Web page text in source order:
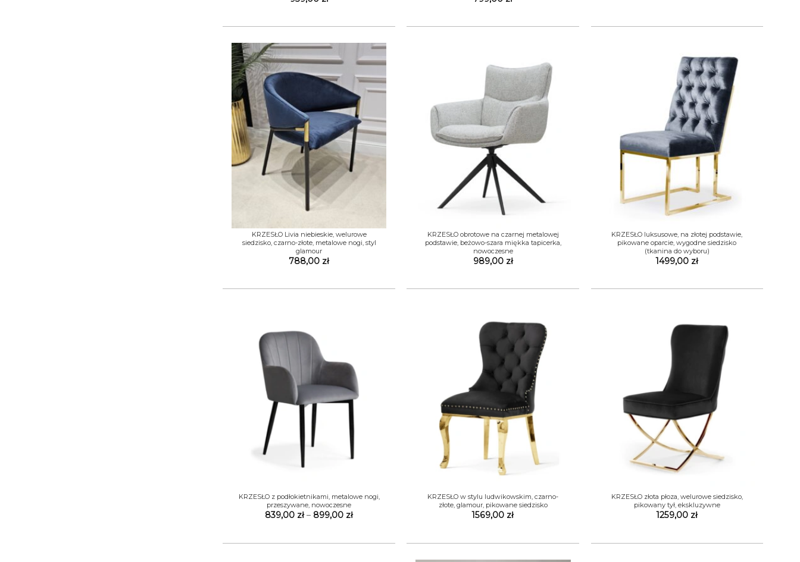
KRZESŁO Livia niebieskie, welurowe
siedzisko, czarno-złote, metalowe nogi, styl
glamour
788,00 zł
KRZESŁO obrotowe na czarnej metalowej
podstawie, beżowo-szara miękka tapicerka,
nowoczesne
989,00 zł
KRZESŁO luksusowe, na złotej podstawie,
pikowane oparcie, wygodne siedzisko
(tkanina do wyboru)
1499,00 zł
KRZESŁO z podłokietnikami, metalowe nogi,
przeszywane, nowoczesne
839,00 zł – 899,00 złZakres
do
KRZESŁO w stylu ludwikowskim, czarno-
złote, glamour, pikowane siedzisko
1569,00 zł
KRZESŁO złota płoza, welurowe siedzisko,
pikowany tył, ekskluzywne
1259,00 zł